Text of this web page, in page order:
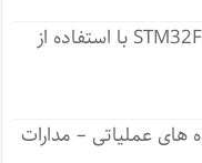
پروگرم کردن بورد STM32F103C8 با استفاده از
های عملیاتی – مدارات